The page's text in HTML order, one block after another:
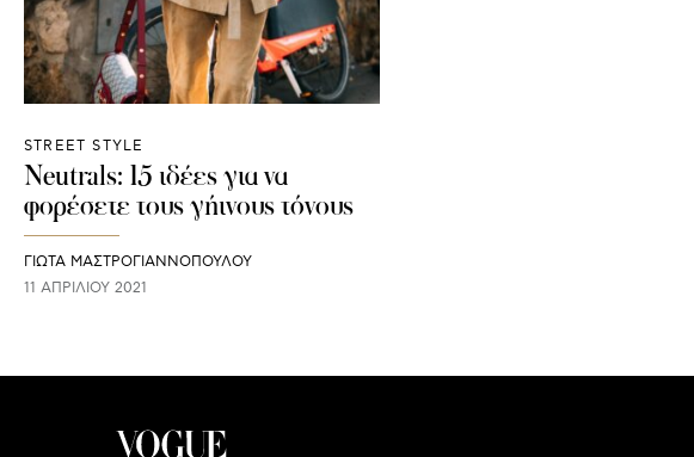
STREET STYLE
Neutrals: 15 ιδέες για να
φορέσετε τους γήινους τόνους
ΓΙΩΤΑ ΜΑΣΤΡΟΓΙΑΝΝΟΠΟΥΛΟΥ
11 ΑΠΡΙΛΊΟΥ 2021